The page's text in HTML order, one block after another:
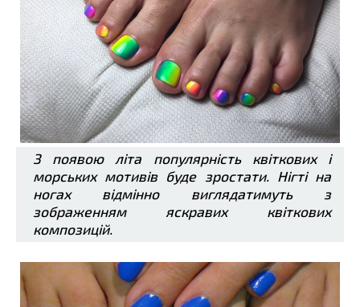
З появою літа популярність квіткових і
морських мотивів буде зростати. Нігті на
ногах відмінно виглядатимуть з
зображенням яскравих квіткових
композицій.